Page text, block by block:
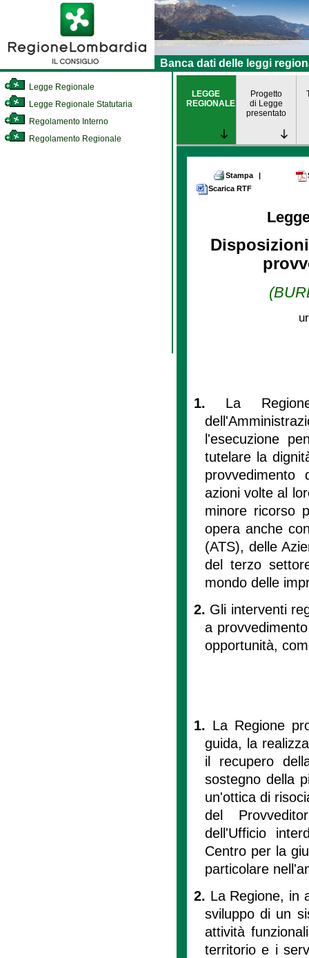
Banca dati delle leggi
Legge Regionale
Legge Regionale Statutaria
Regolamento Interno
Regolamento Regionale
LEGGE
REGIONALE
Progetto
di Legge
presentato
Stampa |
Scarica RTF
1. La
l'esecuzione
tutelare la
provvedimento
azioni volte al
minore ricorso
opera anche
(ATS), delle
del terzo
mondo delle
2. Gli interventi
a
opportunità,
1. La Regione
guida, la
il recupero
sostegno della
un'ottica di
del
dell'Ufficio
Centro per la
particolare
2. La Regione, in
sviluppo di un
attività
territorio e i